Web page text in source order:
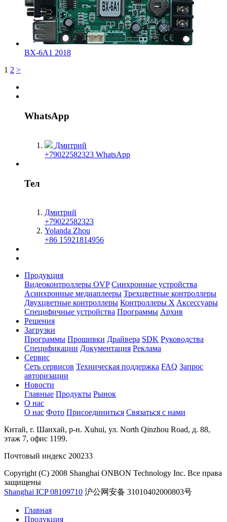
BX-6A1 2018
1 2 >
WhatsApp
Дмитрий
+79022582323 WhatsApp
Тел
Дмитрий
+79022582323
Yolanda Zhou
+86 15921814956
Продукция
Видеоконтроллеры OVP Синхронные устройства
Асинхронные медиаплееры Трехцветные контроллеры
Двухцветные контроллеры Контроллеры X Aксессуары
Специфичные устройства Программы Архив
Решения
Загрузки
Программы Прошивки Драйвера SDK Руководства
Спецификации Документация Реклама
Сервис
Сеть сервисов Техническая поддержка FAQ Запрос
авторизации
Новости
Главные Продукты Рынок
О нас
О нас Фото Присоединиться Связаться с нами
Китай, г. Шанхай, р-н. Xuhui, ул. North Qinzhou Road, д. 88,
этаж 7, офис 1199.
Почтовый индекс 200233
Copyright (C) 2008 Shanghai ONBON Technology Inc. Все права
защищены
Shanghai ICP 08109710 沪公网安备 31010402000803号
Главная
Продукция